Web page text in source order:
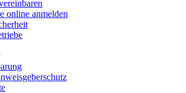
online anmelden